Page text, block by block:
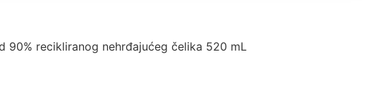
90% recikliranog nehrđajućeg čelika 520 mL